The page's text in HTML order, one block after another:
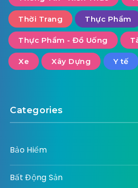
Thời Trang Thực Phẩm
Thực Phẩm - Đồ Uống
Xe Xây Dựng Y tế
Categories
Bảo Hiểm
Bất Động Sản